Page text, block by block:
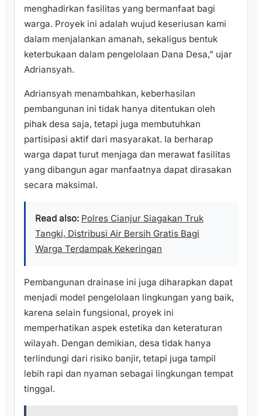
menghadirkan fasilitas yang bermanfaat bagi
warga. Proyek ini adalah wujud keseriusan kami
dalam menjalankan amanah, sekaligus bentuk
keterbukaan dalam pengelolaan Dana Desa,” ujar
Adriansyah.
Adriansyah menambahkan, keberhasilan
pembangunan ini tidak hanya ditentukan oleh
pihak desa saja, tetapi juga membutuhkan
partisipasi aktif dari masyarakat. Ia berharap
warga dapat turut menjaga dan merawat fasilitas
yang dibangun agar manfaatnya dapat dirasakan
secara maksimal.
Read also: Polres Cianjur Siagakan Truk
Tangki, Distribusi Air Bersih Gratis Bagi
Warga Terdampak Kekeringan
Pembangunan drainase ini juga diharapkan dapat
menjadi model pengelolaan lingkungan yang baik,
karena selain fungsional, proyek ini
memperhatikan aspek estetika dan keteraturan
wilayah. Dengan demikian, desa tidak hanya
terlindungi dari risiko banjir, tetapi juga tampil
lebih rapi dan nyaman sebagai lingkungan tempat
tinggal.